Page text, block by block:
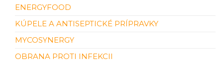
ENERGYFOOD
KÚPELE A ANTISEPTICKÉ PRÍPRAVKY
MYCOSYNERGY
OBRANA PROTI INFEKCII